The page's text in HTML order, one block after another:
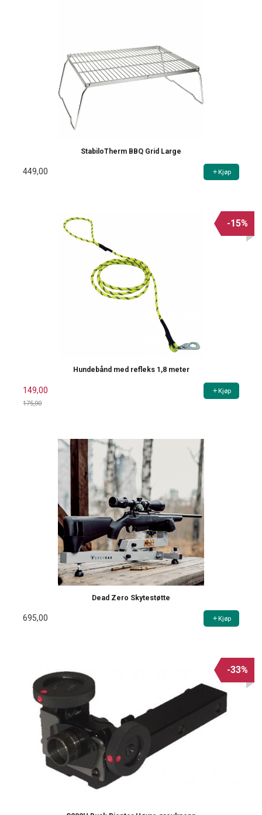
StabiloTherm BBQ Grid Large
449,00 Kjøp
Hundebånd med refleks 1,8 meter
149,00
175,00
-15%
Kjøp
Dead Zero Skytestøtte
695,00 Kjøp
-33%